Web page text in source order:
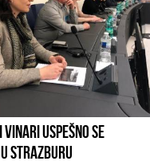
USPEŠNO SE
STRAZBURU